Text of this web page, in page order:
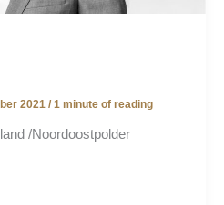
2021 / 1 minute of reading
/Noordoostpolder